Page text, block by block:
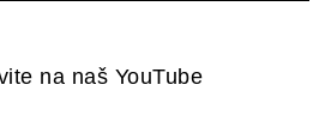
na naš YouTube